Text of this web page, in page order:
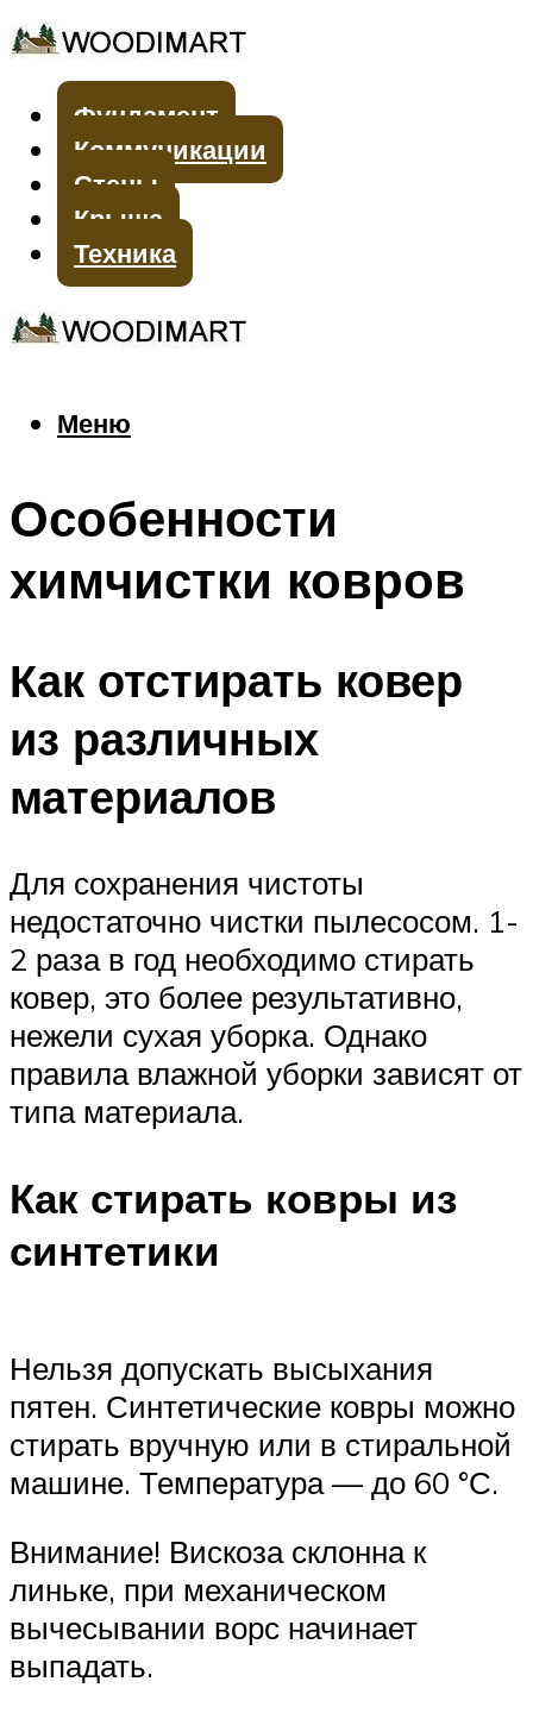
Фундамент
Коммуникации
Стены
Крыша
Техника
Меню
Меню
Особенности
химчистки ковров
Как отстирать ковер
из различных
материалов
Для сохранения чистоты
недостаточно чистки пылесосом. 1-
2 раза в год необходимо стирать
ковер, это более результативно,
нежели сухая уборка. Однако
правила влажной уборки зависят от
типа материала.
Как стирать ковры из
синтетики
Нельзя допускать высыхания
пятен. Синтетические ковры можно
стирать вручную или в стиральной
машине. Температура — до 60 °С.
Внимание! Вискоза склонна к
линьке, при механическом
вычесывании ворс начинает
выпадать.